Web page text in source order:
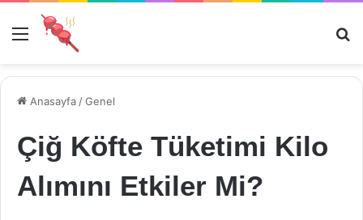
Menü
Anasayfa /Genel
Çiğ Köfte Tüketimi Kilo
Alımını Etkiler Mi?